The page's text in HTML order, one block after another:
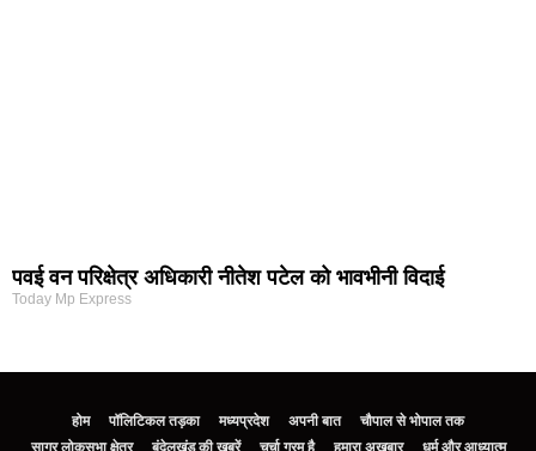
पवई वन परिक्षेत्र अधिकारी नीतेश पटेल को भावभीनी विदाई
Today Mp Express
होम पॉलिटिकल तड़का मध्यप्रदेश अपनी बात
चौपाल से भोपाल तक
सागर लोकसभा क्षेत्र
बुंदेलखंड की खबरें चर्चा गरम है हमारा अखबार धर्म और आध्यात्म